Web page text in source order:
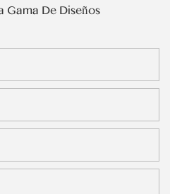
Gama De Diseños